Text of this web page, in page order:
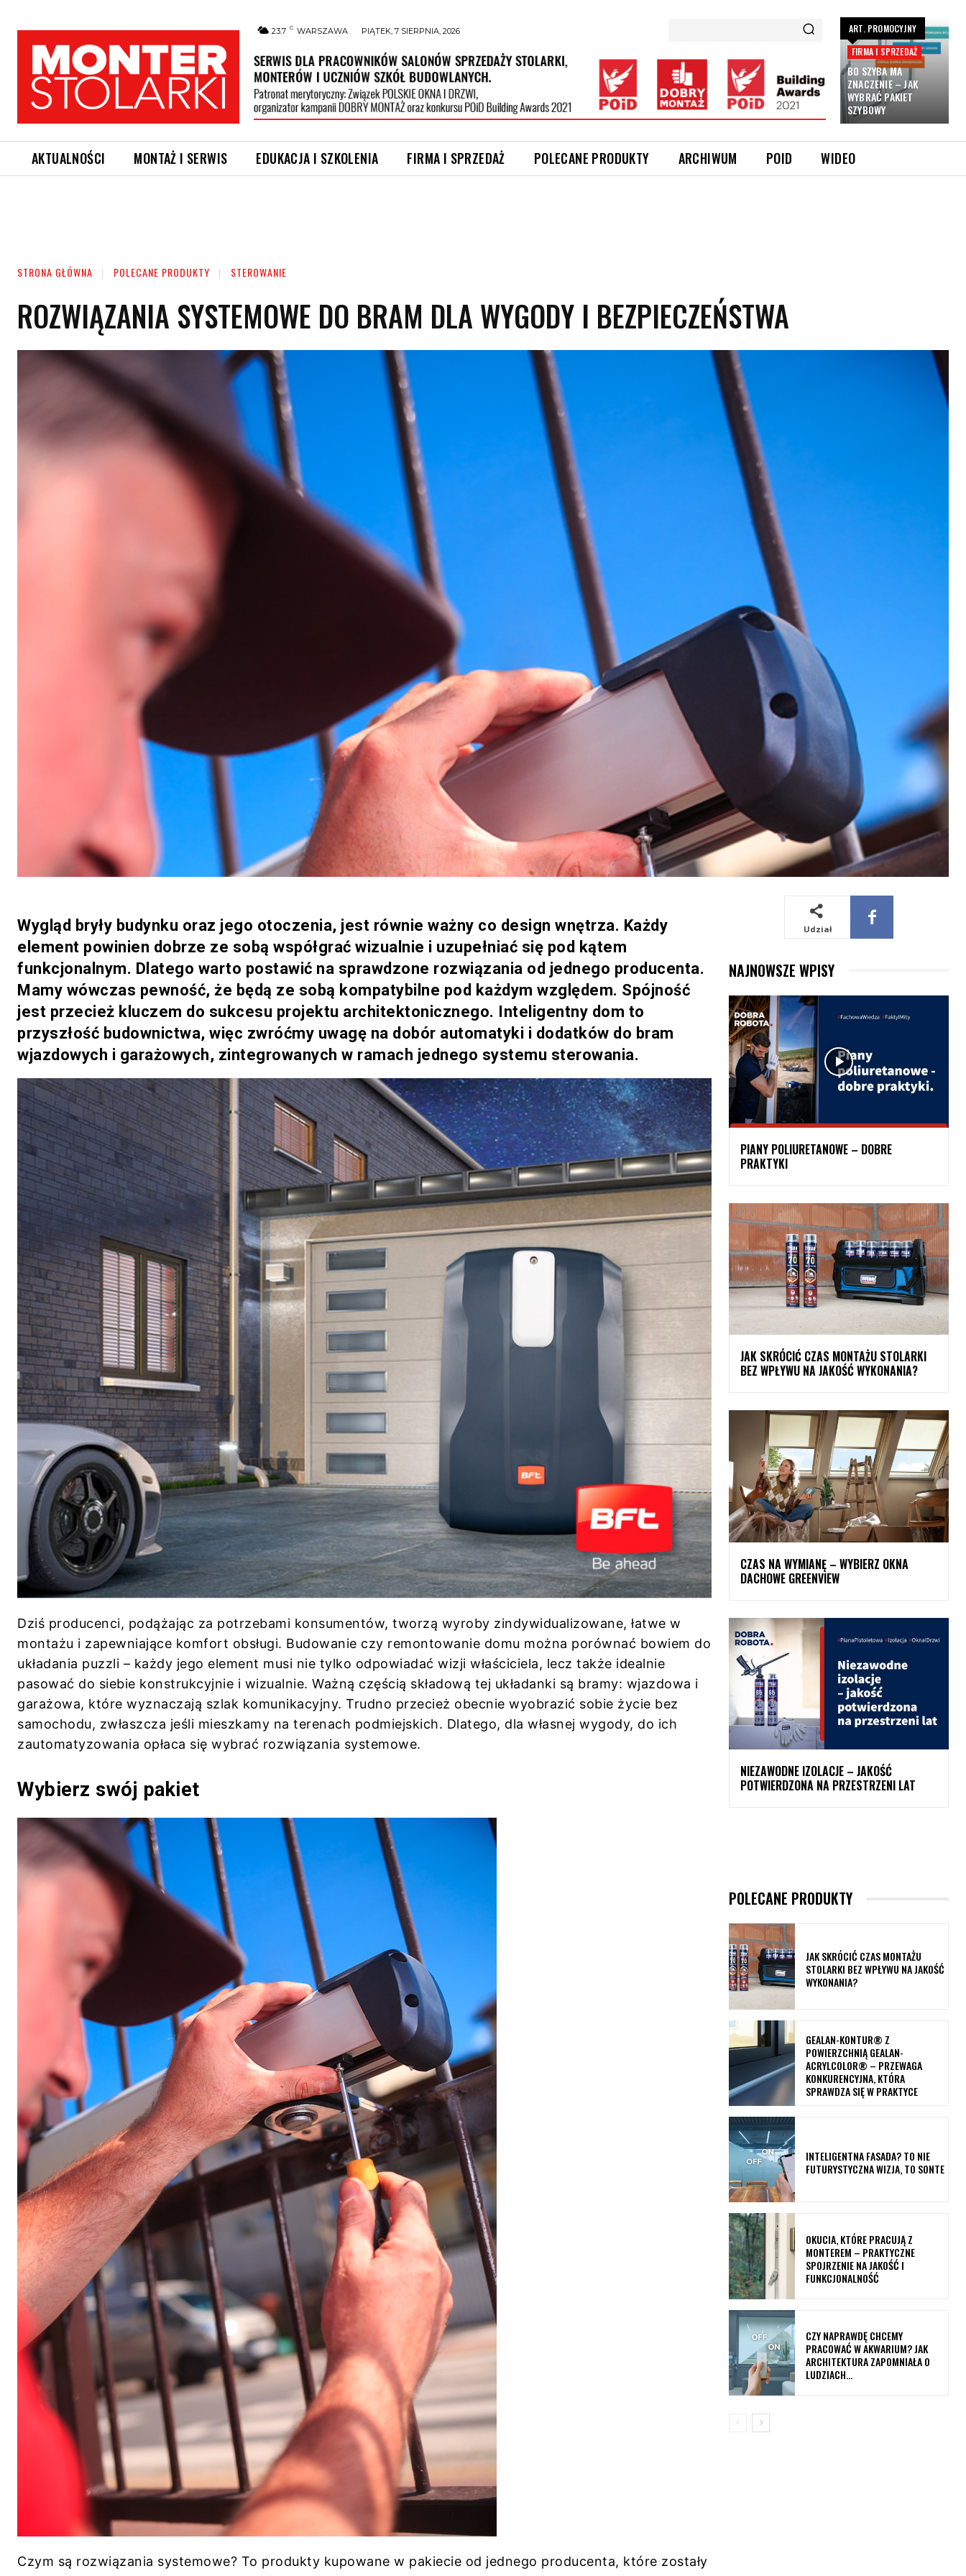
23.7 C WARSZAWA PIĄTEK, 7 SIERPNIA, 2026
ART. PROMOCYJNY
FIRMA I SPRZEDAŻ
BO SZYBA MA
ZNACZENIE – JAK
WYBRAĆ PAKIET
SZYBOWY
AKTUALNOŚCI MONTAŻ I SERWIS EDUKACJA I SZKOLENIA FIRMA I SPRZEDAŻ POLECANE PRODUKTY ARCHIWUM POID WIDEO
STRONA GŁÓWNA POLECANE PRODUKTY STEROWANIE
ROZWIĄZANIA SYSTEMOWE DO BRAM DLA WYGODY I BEZPIECZEŃSTWA
Wygląd bryły budynku oraz jego otoczenia, jest równie ważny co design wnętrza. Każdy
element powinien dobrze ze sobą współgrać wizualnie i uzupełniać się pod kątem
funkcjonalnym. Dlatego warto postawić na sprawdzone rozwiązania od jednego producenta.
Mamy wówczas pewność, że będą ze sobą kompatybilne pod każdym względem. Spójność
jest przecież kluczem do sukcesu projektu architektonicznego. Inteligentny dom to
przyszłość budownictwa, więc zwróćmy uwagę na dobór automatyki i dodatków do bram
wjazdowych i garażowych, zintegrowanych w ramach jednego systemu sterowania.
Dziś producenci, podążając za potrzebami konsumentów, tworzą wyroby zindywidualizowane, łatwe w
montażu i zapewniające komfort obsługi. Budowanie czy remontowanie domu można porównać bowiem do
układania puzzli – każdy jego element musi nie tylko odpowiadać wizji właściciela, lecz także idealnie
pasować do siebie konstrukcyjnie i wizualnie. Ważną częścią składową tej układanki są bramy: wjazdowa i
garażowa, które wyznaczają szlak komunikacyjny. Trudno przecież obecnie wyobrazić sobie życie bez
samochodu, zwłaszcza jeśli mieszkamy na terenach podmiejskich. Dlatego, dla własnej wygody, do ich
zautomatyzowania opłaca się wybrać rozwiązania systemowe.
Wybierz swój pakiet
Czym są rozwiązania systemowe? To produkty kupowane w pakiecie od jednego producenta, które zostały
Udział
NAJNOWSZE WPISY
PIANY POLIURETANOWE – DOBRE
PRAKTYKI
JAK SKRÓCIĆ CZAS MONTAŻU STOLARKI
BEZ WPŁYWU NA JAKOŚĆ WYKONANIA?
CZAS NA WYMIANĘ – WYBIERZ OKNA
DACHOWE GREENVIEW
NIEZAWODNE IZOLACJE – JAKOŚĆ
POTWIERDZONA NA PRZESTRZENI LAT
POLECANE PRODUKTY
JAK SKRÓCIĆ CZAS MONTAŻU
STOLARKI BEZ WPŁYWU NA JAKOŚĆ
WYKONANIA?
GEALAN-KONTUR® Z
POWIERZCHNIĄ GEALAN-
ACRYLCOLOR® – PRZEWAGA
KONKURENCYJNA, KTÓRA
SPRAWDZA SIĘ W PRAKTYCE
INTELIGENTNA FASADA? TO NIE
FUTURYSTYCZNA WIZJA, TO SONTE
OKUCIA, KTÓRE PRACUJĄ Z
MONTEREM – PRAKTYCZNE
SPOJRZENIE NA JAKOŚĆ I
FUNKCJONALNOŚĆ
CZY NAPRAWDĘ CHCEMY
PRACOWAĆ W AKWARIUM? JAK
ARCHITEKTURA ZAPOMNIAŁA O
LUDZIACH…